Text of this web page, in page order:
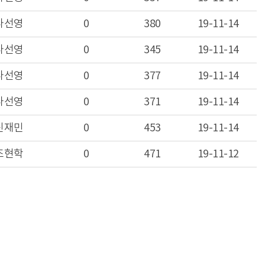
선영 0 380 19-11-14
선영 0 345 19-11-14
선영 0 377 19-11-14
선영 0 371 19-11-14
재민 0 453 19-11-14
현학 0 471 19-11-12